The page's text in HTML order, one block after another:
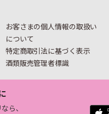
お客さまの個人情報の取扱い
について
特定商取引法に基づく表示
酒類販売管理者標識
ら、